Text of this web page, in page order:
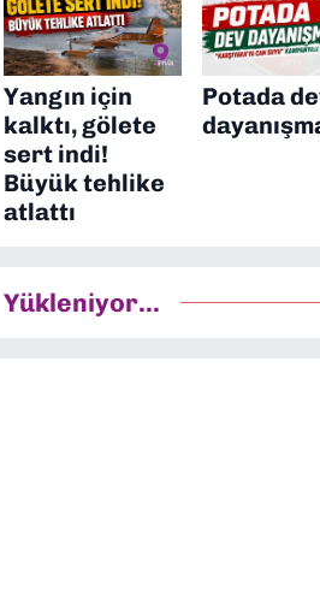
Yangın için
kalktı, gölete
sert indi!
Büyük tehlike
atlattı
Potada
Yükleniyor...